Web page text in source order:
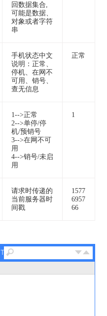
回数据集合,
可能是数据、
对象或者字符
串
手机状态中文
说明：正常、
停机、在网不
可用、销号、
查无信息
正常
1-->正常
2-->单停/停
机/预销号
3-->在网不可
用
4-->销号/未启
用
1
请求时传递的
当前服务器时
间戳
1577
6957
66
Tree ▾